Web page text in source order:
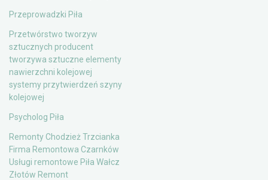
Przeprowadzki Piła
Przetwórstwo tworzyw
sztucznych producent
tworzywa sztuczne elementy
nawierzchni kolejowej
systemy przytwierdzeń szyny
kolejowej
Psycholog Piła
Remonty Chodzież Trzcianka
Firma Remontowa Czarnków
Usługi remontowe Piła Wałcz
Złotów Remont